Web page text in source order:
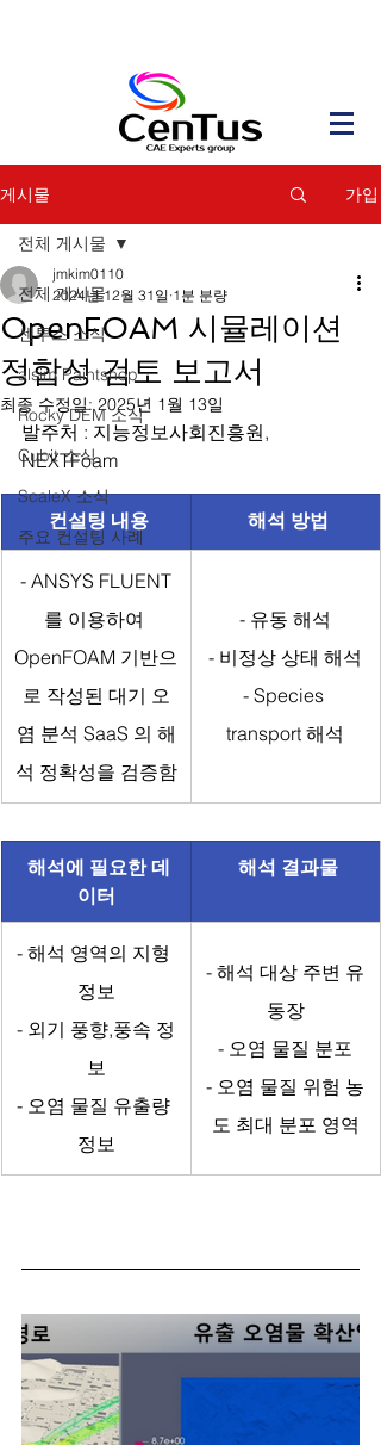
게시물 가입
전체 게시물
센투스 소식
alsim Paintshop
Rocky DEM 소식
Cubit 소식
ScaleX 소식
주요 컨설팅 사례
전체 게시물
OpenFOAM 시뮬레이션
정합성 검토 보고서
jmkim0110
2024년 12월 31일 1분 분량
최종 수정일:2025년 1월 13일
발주처 : 지능정보사회진흥원,
NEXTFoam
컨설팅 내용 해석 방법
- ANSYS FLUENT
를 이용하여
OpenFOAM 기반으
로 작성된 대기 오
염 분석 SaaS 의 해
석 정확성을 검증함
- 유동 해석
- 비정상 상태 해석
- Species
transport 해석
해석에 필요한 데
이터
해석 결과물
- 해석 영역의 지형
정보
- 외기 풍향,풍속 정
보
- 오염 물질 유출량
정보
- 해석 대상 주변 유
동장
- 오염 물질 분포
- 오염 물질 위험 농
도 최대 분포 영역